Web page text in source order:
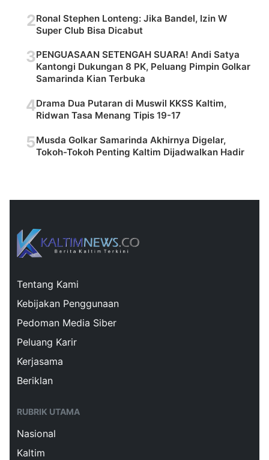
2Ronal Stephen Lonteng: Jika Bandel, Izin W
Super Club Bisa Dicabut
3PENGUASAAN SETENGAH SUARA! Andi Satya
Kantongi Dukungan 8 PK, Peluang Pimpin Golkar
Samarinda Kian Terbuka
4Drama Dua Putaran di Muswil KKSS Kaltim,
Ridwan Tasa Menang Tipis 19-17
5Musda Golkar Samarinda Akhirnya Digelar,
Tokoh-Tokoh Penting Kaltim Dijadwalkan Hadir
Tentang Kami
Kebijakan Penggunaan
Pedoman Media Siber
Peluang Karir
Kerjasama
Beriklan
RUBRIK UTAMA
Nasional
Kaltim